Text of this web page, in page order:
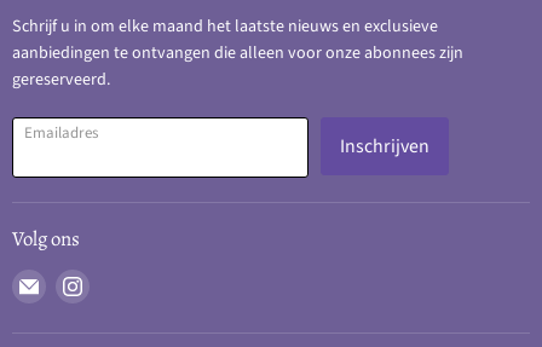
Schrijf u in om elke maand het laatste nieuws en exclusieve
aanbiedingen te ontvangen die alleen voor onze abonnees zijn
gereserveerd.
Emailadres Inschrijven
Volg ons
Email
op